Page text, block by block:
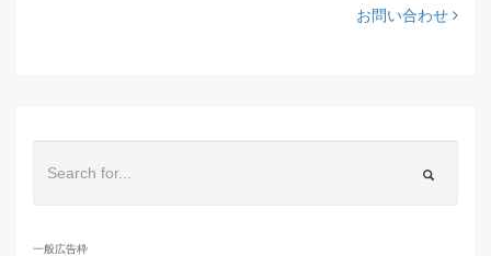
お問い合わせ
一般広告枠